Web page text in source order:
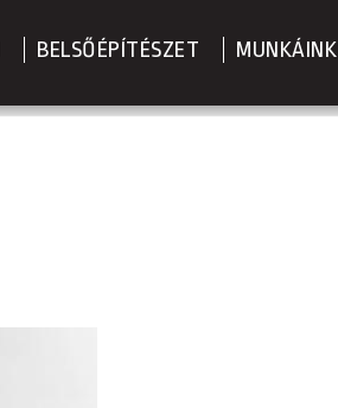
BELSŐÉPÍTÉSZET MUNKÁINK